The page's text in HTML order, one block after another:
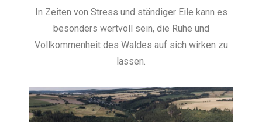
In Zeiten von Stress und ständiger Eile kann es
besonders wertvoll sein, die Ruhe und
Vollkommenheit des Waldes auf sich wirken zu
lassen.